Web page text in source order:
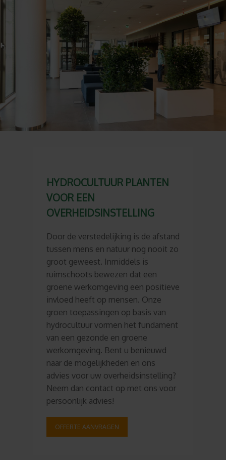
HYDROCULTUUR PLANTEN
VOOR EEN
OVERHEIDSINSTELLING
Door de verstedelijking is de afstand
tussen mens en natuur nog nooit zo
groot geweest. Inmiddels is
ruimschoots bewezen dat een
groene werkomgeving een positieve
invloed heeft op mensen. Onze
groen toepassingen op basis van
hydrocultuur vormen het fundament
van een gezonde en groene
werkomgeving. Bent u benieuwd
naar de mogelijkheden en ons
advies voor uw overheidsinstelling?
Neem dan contact op met ons voor
persoonlijk advies!
OFFERTE AANVRAGEN